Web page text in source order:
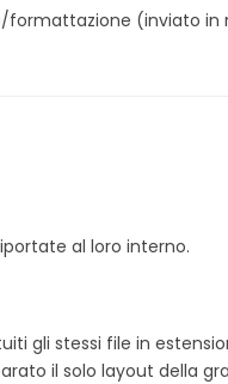
formattazione (inviato in
al loro interno.
gli stessi file in
il solo layout della